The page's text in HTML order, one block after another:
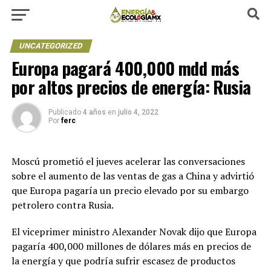
UNCATEGORIZED
Europa pagará 400,000 mdd más
por altos precios de energía: Rusia
Publicado 4 años en julio 4, 2022
Por ferc
Moscú prometió el jueves acelerar las conversaciones
sobre el aumento de las ventas de gas a China y advirtió
que Europa pagaría un precio elevado por su embargo
petrolero contra Rusia.
El viceprimer ministro Alexander Novak dijo que Europa
pagaría 400,000 millones de dólares más en precios de
la energía y que podría sufrir escasez de productos